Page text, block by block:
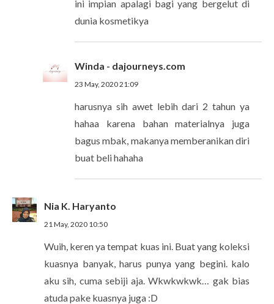
ini impian apalagi bagi yang bergelut di
dunia kosmetikya
Winda - dajourneys.com
23 May, 2020 21:09
harusnya sih awet lebih dari 2 tahun ya
hahaa karena bahan materialnya juga
bagus mbak, makanya memberanikan diri
buat beli hahaha
Nia K. Haryanto
21 May, 2020 10:50
Wuih, keren ya tempat kuas ini. Buat yang koleksi
kuasnya banyak, harus punya yang begini. kalo
aku sih, cuma sebiji aja. Wkwkwkwk… gak bias
atuda pake kuasnya juga :D